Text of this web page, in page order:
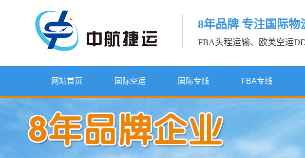
8年品牌 专注国际物
FBA头程运输、欧美空运
网站首页 国际空运 国际专线 FBA专线